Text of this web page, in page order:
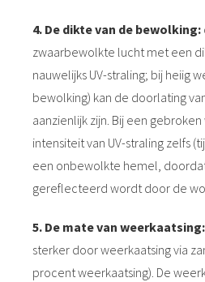
4. De dikte van de bewolking:
zwaarbewolkte lucht met een
nauwelijks UV-straling; bij heiig
bewolking) kan de doorlating
aanzienlijk zijn. Bij een
intensiteit van UV-straling zelfs
een onbewolkte hemel,
gereflecteerd wordt door de
5. De mate van weerkaatsing:
sterker door weerkaatsing via
procent weerkaatsing). De